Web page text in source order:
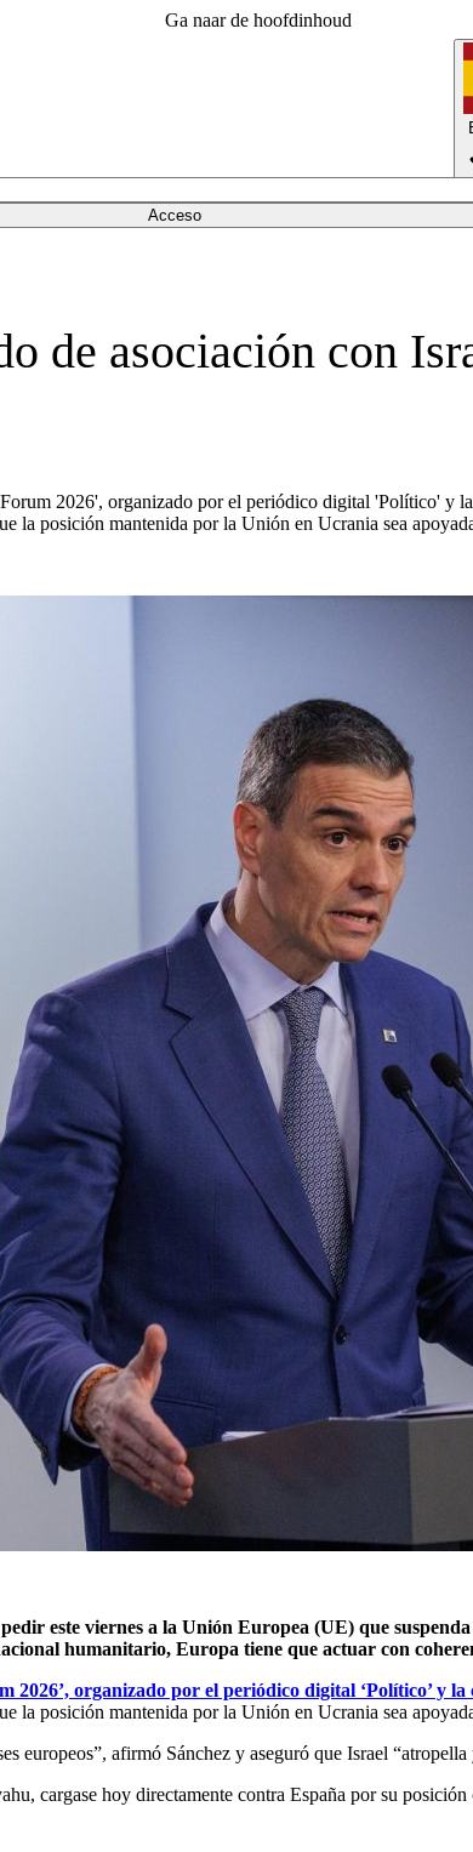
Ga naar de hoofdinhoud
Acceso
de asociación con
2026', organizado por el periódico digital 'Político' y
la posición mantenida por la Unión en Ucrania sea
este viernes a la Unión Europea (UE) que
humanitario, Europa tiene que actuar con
2026’, organizado por el periódico digital ‘Político’ y la
la posición mantenida por la Unión en Ucrania sea
europeos”, afirmó Sánchez y aseguró que Israel
cargase hoy directamente contra España por su